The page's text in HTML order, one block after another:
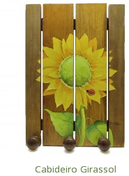
Cabideiro Girassol